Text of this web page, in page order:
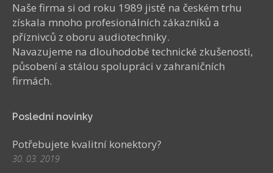
Naše firma si od roku 1989 jistě na českém trhu
získala mnoho profesionálních zákazníků a
příznivců z oboru audiotechniky.
Navazujeme na dlouhodobé technické zkušenosti,
působení a stálou spolupráci v zahraničních
firmách.
Poslední novinky
Potřebujete kvalitní konektory?
30. 03. 2019